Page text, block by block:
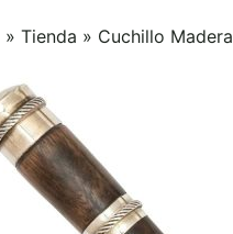
» Tienda » Cuchillo